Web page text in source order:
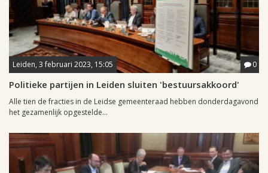
Leiden, 3 februari 2023, 15:05 0
Politieke partijen in Leiden sluiten 'bestuursakkoord'
Alle tien de fracties in de Leidse gemeenteraad hebben donderdagavond
het gezamenlijk opgestelde...